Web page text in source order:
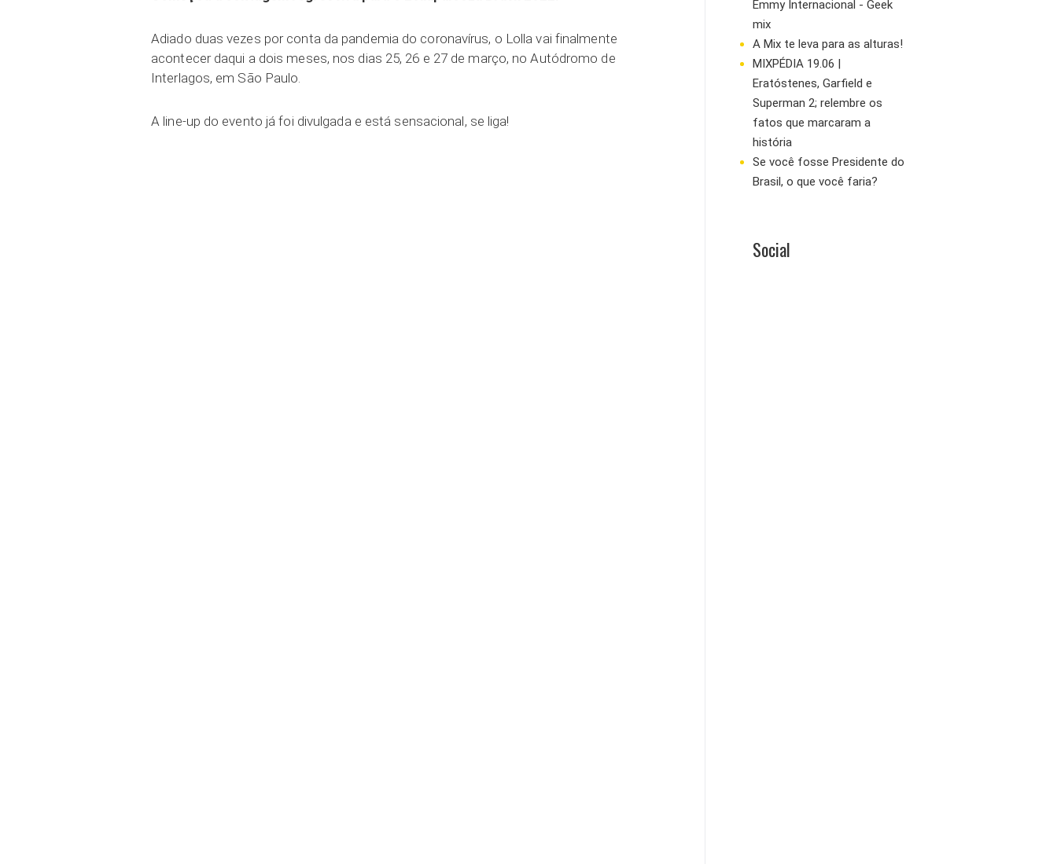
Adiado duas vezes por conta da pandemia do coronavírus, o Lolla vai finalmente
acontecer daqui a dois meses, nos dias 25, 26 e 27 de março, no Autódromo de
Interlagos, em São Paulo.
A line-up do evento já foi divulgada e está sensacional, se liga!
Emmy Internacional - Geek
mix
A Mix te leva para as alturas!
MIXPÉDIA 19.06 |
Eratóstenes, Garfield e
Superman 2; relembre os
fatos que marcaram a
história
Se você fosse Presidente do
Brasil, o que você faria?
Social